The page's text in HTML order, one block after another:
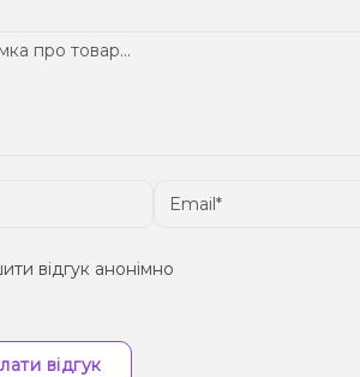
відгук анонімно
відгук